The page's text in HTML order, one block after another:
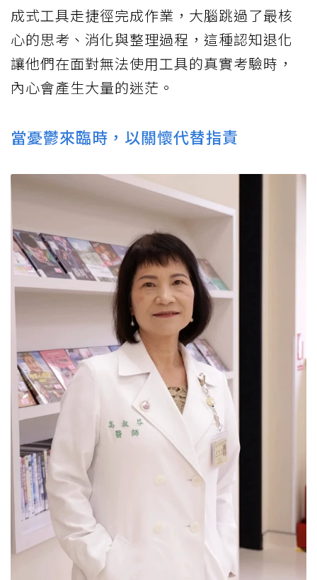
成式工具走捷徑完成作業，大腦跳過了最核
心的思考、消化與整理過程，這種認知退化
讓他們在面對無法使用工具的真實考驗時，
內心會產生大量的迷茫。
當憂鬱來臨時，以關懷代替指責